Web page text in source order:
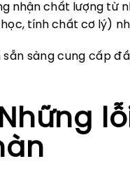
nhận chất lượng từ
tính chất cơ lý)
sàng cung cấp